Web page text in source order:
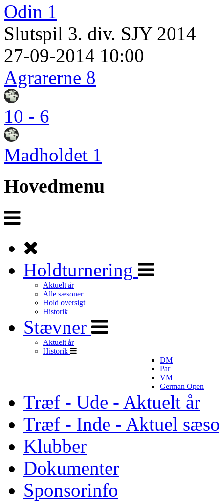
Odin 1
Slutspil 3. div. SJY 2014
27-09-2014 10:00
Agrarerne 8
10 - 6
Madholdet 1
Hovedmenu
Holdturnering
Aktuelt år
Alle sæsoner
Hold oversigt
Historik
Stævner
Aktuelt år
Historik
DM
Par
VM
German Open
Træf - Ude - Aktuelt år
Træf - Inde - Aktuel
Klubber
Dokumenter
Sponsorinfo